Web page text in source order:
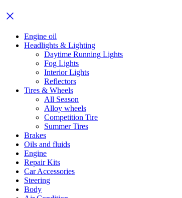
Engine oil
Headlights & Lighting
Daytime Running Lights
Fog Lights
Interior Lights
Reflectors
Tires & Wheels
All Season
Alloy wheels
Competition Tire
Summer Tires
Brakes
Oils and fluids
Engine
Repair Kits
Car Accessories
Steering
Body